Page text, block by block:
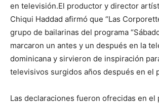
en televisión.El productor y director
Chiqui Haddad afirmó que “Las
grupo de bailarinas del programa
marcaron un antes y un después en la
dominicana y sirvieron de inspiración
televisivos surgidos años después en el
Las declaraciones fueron ofrecidas en el